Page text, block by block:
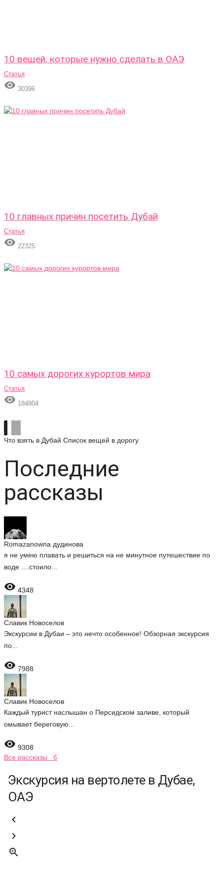
10 вещей, которые нужно сделать в ОАЭ
Статья
 30396
10 главных причин посетить Дубай
Статья
 22325
10 самых дорогих курортов мира
Статья
 184804
Что взять в Дубай Список вещей в дорогу
Последние
рассказы
Romazanowna дудинова
я не умею плавать и решиться на не минутное путешествие по
воде ....стоило...
 4348
Славик Новоселов
Экскурсии в Дубаи – это нечто особенное! Обзорная экскурсия
по...
 7988
Славик Новоселов
Каждый турист наслышан о Персидском заливе, который
омывает береговую...
 9308
Все рассказы 6
Экскурсия на вертолете в Дубае,
ОАЭ


